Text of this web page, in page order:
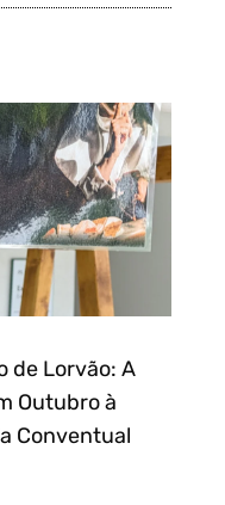
de Lorvão: A
Outubro à
Conventual